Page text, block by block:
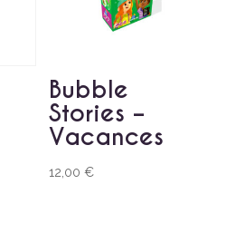
Bubble
Stories –
Vacances
12,00€